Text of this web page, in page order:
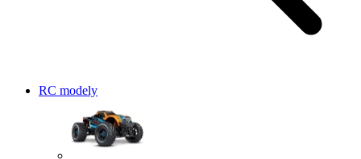
RC modely